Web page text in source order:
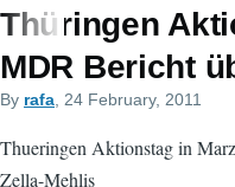
Thüringen
MDR Bericht
By rafa , 24 February, 2011
Thueringen Aktionstag in
Zella-Mehlis